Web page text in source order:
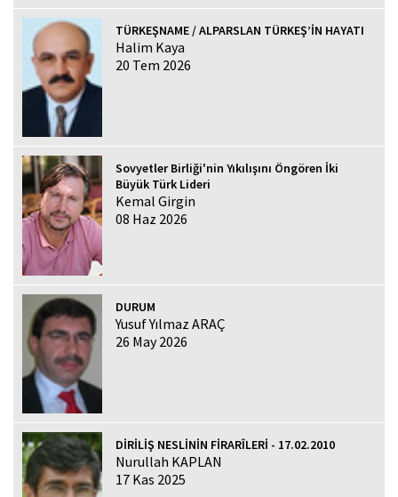
TÜRKEŞNAME / ALPARSLAN TÜRKEŞ’İN HAYATI
Halim Kaya
20 Tem 2026
Sovyetler Birliği'nin Yıkılışını Öngören İki
Büyük Türk Lideri
Kemal Girgin
08 Haz 2026
DURUM
Yusuf Yılmaz ARAÇ
26 May 2026
DİRİLİŞ NESLİNİN FİRARÎLERİ - 17.02.2010
Nurullah KAPLAN
17 Kas 2025